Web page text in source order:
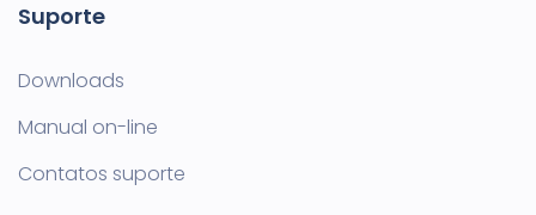
Suporte
Downloads
Manual on-line
Contatos suporte